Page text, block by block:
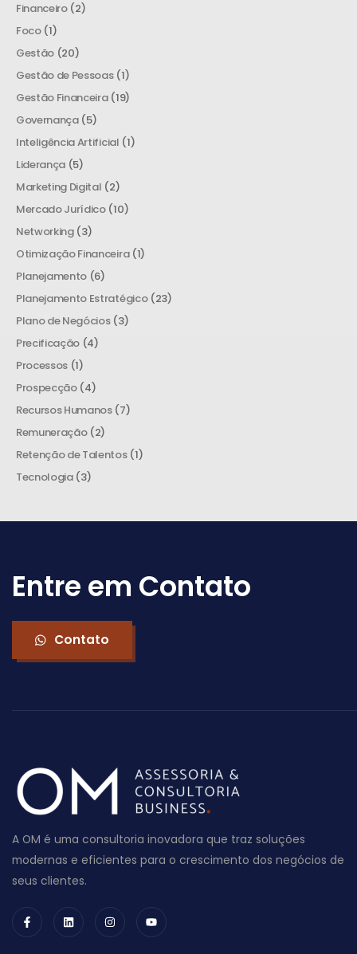
Financeiro(2)
Foco(1)
Gestão (20)
Gestão de Pessoas(1)
Gestão Financeira(19)
Governança(5)
Inteligência Artificial (1)
Liderança (5)
Marketing Digital (2)
Mercado Jurídico(10)
Networking(3)
Otimização Financeira(1)
Planejamento (6)
Planejamento Estratégico(23)
Plano de Negócios(3)
Precificação (4)
Processos (1)
Prospecção(4)
Recursos Humanos(7)
Remuneração(2)
Retenção de Talentos(1)
Tecnologia(3)
Entre em Contato
Contato
A OM é uma consultoria inovadora que traz soluções
modernas e eficientes para o crescimento dos negócios de
seus clientes.